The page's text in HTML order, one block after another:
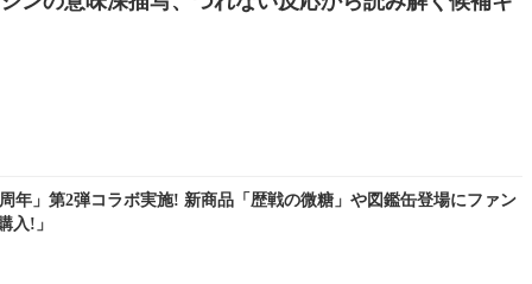
年」第2弾コラボ実施! 新商品「歴戦の微糖」や図鑑缶登場にファン
入!」